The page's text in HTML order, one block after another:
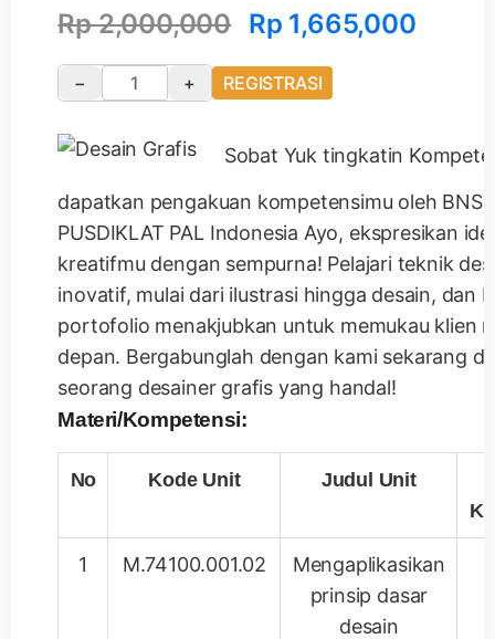
Rp2,000,000 Rp 1,665,000
− + REGISTRASI
Sobat Yuk tingkatin
dapatkan pengakuan kompetensimu oleh
PUSDIKLAT PAL Indonesia Ayo, ekspresikan
kreatifmu dengan sempurna! Pelajari teknik
inovatif, mulai dari ilustrasi hingga desain, dan
portofolio menakjubkan untuk memukau klien
depan. Bergabunglah dengan kami sekarang
seorang desainer grafis yang handal!
Materi/Kompetensi:
No Kode Unit Judul Unit
1 M.74100.001.02
Mengaplikasikan
prinsip dasar
desain